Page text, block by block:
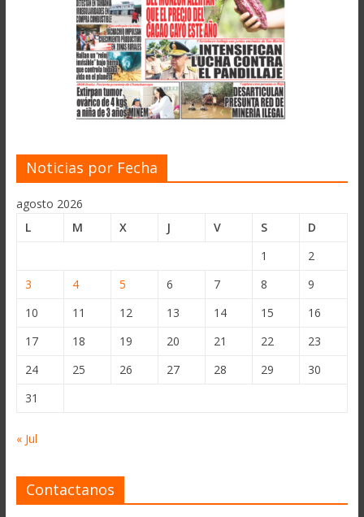
Noticias por Fecha
agosto 2026
L
M X J V S
D
1
2
3
4 5 6 7 8
9
10
11 12 13 14 15
16
17
18 19 20 21 22
23
24
25 26 27 28 29
30
31
« Jul
Contactanos